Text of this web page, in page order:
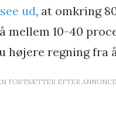
ud, at omkring
10-40
højere regning fra
FORTSÆTTER EFTER